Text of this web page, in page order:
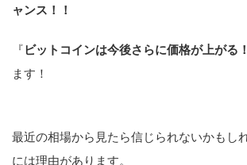
ャンス！！
『ビットコインは今後さらに価格が上がる！
ます！
最近の相場から見たら信じられないかもし
には理由があります。